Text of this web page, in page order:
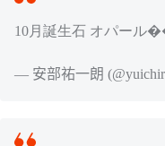
10月誕生石 オパー
— 安部祐一朗